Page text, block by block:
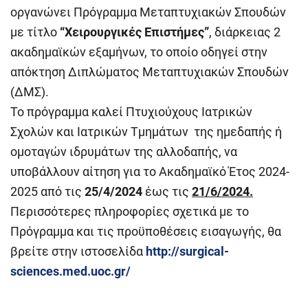
οργανώνει Πρόγραμμα Μεταπτυχιακών Σπουδών
με τίτλο “Χειρουργικές Επιστήμες”, διάρκειας 2
ακαδημαϊκών εξαμήνων, το οποίο οδηγεί στην
απόκτηση Διπλώματος Μεταπτυχιακών Σπουδών
(ΔΜΣ).
Το πρόγραμμα καλεί Πτυχιούχους Ιατρικών
Σχολών και Ιατρικών Τμημάτων της ημεδαπής ή
ομοταγών ιδρυμάτων της αλλοδαπής, να
υποβάλλουν αίτηση για το Ακαδημαϊκό Έτος 2024-
2025 από τις 25/4/2024 έως τις 21/6/2024.
Περισσότερες πληροφορίες σχετικά με το
Πρόγραμμα και τις προϋποθέσεις εισαγωγής, θα
βρείτε στην ιστοσελίδα http://surgical-
sciences.med.uoc.gr/